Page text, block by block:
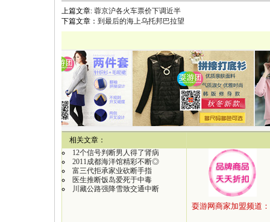
上篇文章: 蓉京沪各火车票价下调近半
下篇文章： 到最后的海上乌托邦巴拉望
相关文章：
12个信号判断男人得了肾病
2011成都海洋馆精彩不断◎
富三代拒承家业砍断手指
医生推断饭岛爱死于中毒
川藏公路强降雪致交通中断